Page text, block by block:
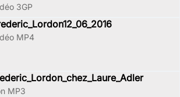
3GP
MP4
MP3